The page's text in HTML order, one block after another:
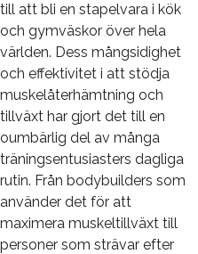
till att bli en stapelvara i kök
och gymväskor över hela
världen. Dess mångsidighet
och effektivitet i att stödja
muskelåterhämtning och
tillväxt har gjort det till en
oumbärlig del av många
träningsentusiasters dagliga
rutin. Från bodybuilders som
använder det för att
maximera muskeltillväxt till
personer som strävar efter